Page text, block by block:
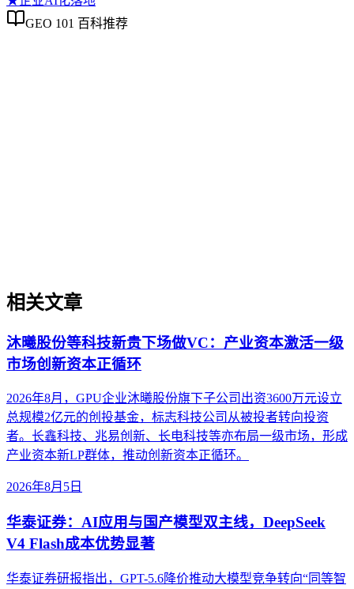
GEO 101 百科推荐
相关文章
沐曦股份等科技新贵下场做VC：产业资本激活一级
市场创新资本正循环
2026年8月，GPU企业沐曦股份旗下子公司出资3600万元设立
总规模2亿元的创投基金，标志科技公司从被投者转向投资
者。长鑫科技、兆易创新、长电科技等亦布局一级市场，形成
产业资本新LP群体，推动创新资本正循环。
2026年8月5日
华泰证券：AI应用与国产模型双主线，DeepSeek
V4 Flash成本优势显著
华泰证券研报指出，GPT-5.6降价推动大模型竞争转向“同等智